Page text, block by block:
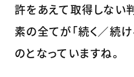
許をあえて取得しない
素の全てが「続く／続
のとなっていますね。